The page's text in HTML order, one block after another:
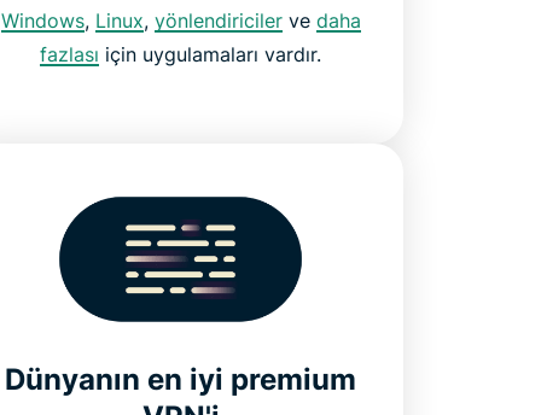
Windows, Linux, yönlendiricilerve daha
fazlası için uygulamaları vardır.
Dünyanın en iyi premium